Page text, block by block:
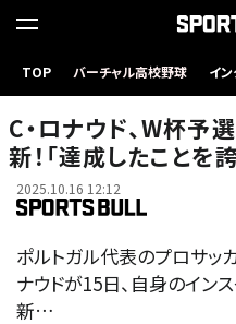
TOP バーチャル高校野球 イ
C・ロナウド、W杯
新！「達成したことを
2025.10.16 12:12
ポルトガル代表のプロサッ
ナウドが15日、自身のイン
新…